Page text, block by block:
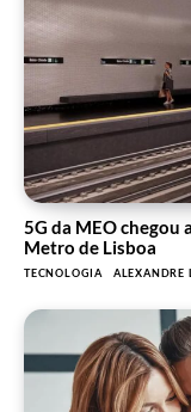
5G da MEO chegou
Metro de Lisboa
TECNOLOGIA ALEXANDRE